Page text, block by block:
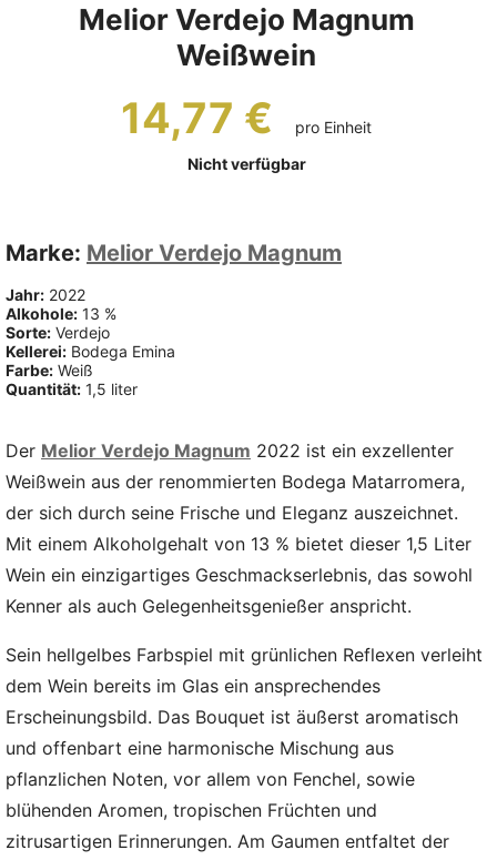
Melior Verdejo Magnum
Weißwein
14,77 €
pro Einheit
Nicht verfügbar
Marke: Melior Verdejo Magnum
Jahr: 2022
Alkohole: 13 %
Sorte: Verdejo
Kellerei: Bodega Emina
Farbe: Weiß
Quantität: 1,5 liter
Der Melior Verdejo Magnum 2022 ist ein exzellenter
Weißwein aus der renommierten Bodega Matarromera,
der sich durch seine Frische und Eleganz auszeichnet.
Mit einem Alkoholgehalt von 13 % bietet dieser 1,5 Liter
Wein ein einzigartiges Geschmackserlebnis, das sowohl
Kenner als auch Gelegenheitsgenießer anspricht.
Sein hellgelbes Farbspiel mit grünlichen Reflexen verleiht
dem Wein bereits im Glas ein ansprechendes
Erscheinungsbild. Das Bouquet ist äußerst aromatisch
und offenbart eine harmonische Mischung aus
pflanzlichen Noten, vor allem von Fenchel, sowie
blühenden Aromen, tropischen Früchten und
zitrusartigen Erinnerungen. Am Gaumen entfaltet der